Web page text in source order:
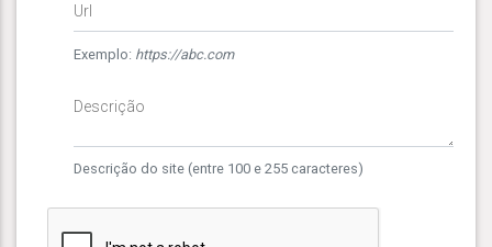
Url
Exemplo: https://abc.com
Descrição
Descrição do site (entre 100 e 255 caracteres)